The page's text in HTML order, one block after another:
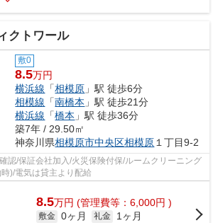
クトワール
敷0
8.5万円
横浜線 「相模原 」駅 徒歩6分
相模線 「南橋本 」駅 徒歩21分
横浜線 「橋本 」駅 徒歩36分
築7年 / 29.50㎡
神奈川県相模原市中央区相模原 １丁目9-2
認/保証会社加入/火災保険付保/ルームクリーニング
)/電気は貸主より配給
8.5万円 (管理費等：6,000円 )
敷金 0ヶ月 礼金
1ヶ月